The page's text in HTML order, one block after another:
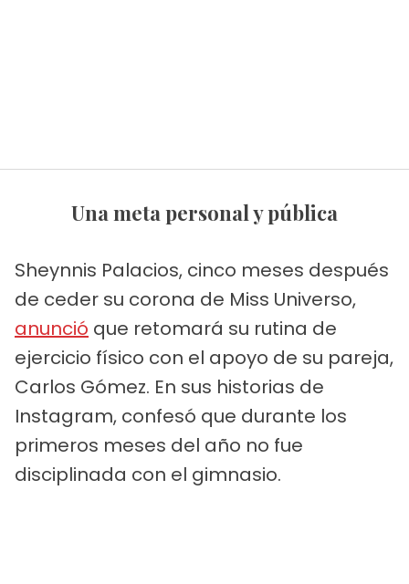
Una meta personal y pública
Sheynnis Palacios, cinco meses después
de ceder su corona de Miss Universo,
anunció que retomará su rutina de
ejercicio físico con el apoyo de su pareja,
Carlos Gómez. En sus historias de
Instagram, confesó que durante los
primeros meses del año no fue
disciplinada con el gimnasio.